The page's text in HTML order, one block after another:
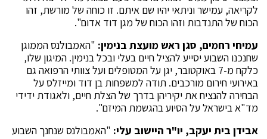
לקריאה, עמישר וניתאי יהיו שם איתם. זו כוחה של מורשת, זהו
הכוח של התנדבות וזהו הכוח של מגן דוד אדום".
עמיחי רחמים, סגן ראש מועצת בנימין:"האמבולנס הממוגן
שחנכנו השבוע יסייע להציל חיים בעלי ובכל בנימין. המיגון שלו,
כלקח מ-7 באוקטובר, יגן על המטופלים ועל צוותי הרפואה גם
באירועי חירום מורכבים. תודה למשפחות בן דוד ומייזלס על
הבחירה להנציח את יקיריהן בדרך של הצלת חיים, ולאגודת ידידי
מד"א בישראל על הסיוע בהגשמת המיזם".
אבידן בית יעקב, יו"ר היישוב עלי:"האמבולנס שנחנך השבוע